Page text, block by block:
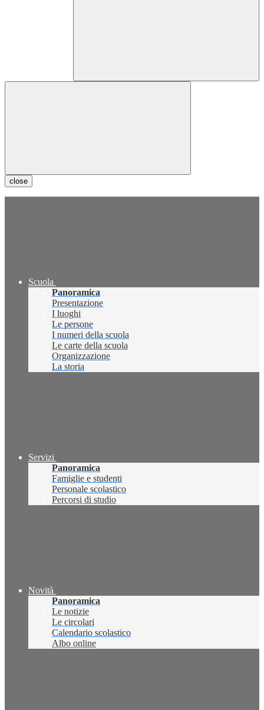
close
Scuola
Panoramica
Presentazione
I luoghi
Le persone
I numeri della scuola
Le carte della scuola
Organizzazione
La storia
Servizi
Panoramica
Famiglie e studenti
Personale scolastico
Percorsi di studio
Novità
Panoramica
Le notizie
Le circolari
Calendario scolastico
Albo online